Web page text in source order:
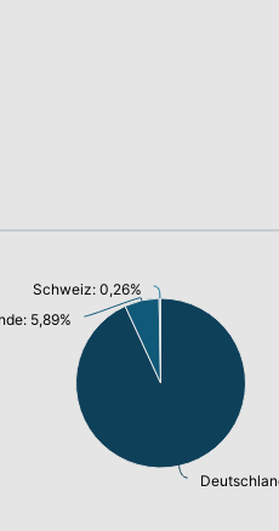
5,89%
Schweiz: 0,26%